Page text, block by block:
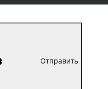
Отправить